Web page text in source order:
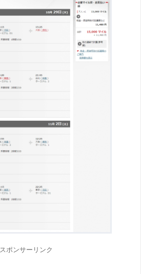
スポンサーリンク